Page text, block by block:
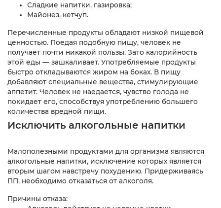
Сладкие напитки, газировка;
Майонез, кетчуп.
Перечисленные продукты обладают низкой пищевой
ценностью. Поедая подобную пищу, человек не
получает почти никакой пользы. Зато калорийность
этой еды — зашкаливает. Употребляемые продукты
быстро откладываются жиром на боках. В пищу
добавляют специальные вещества, стимулирующие
аппетит. Человек не наедается, чувство голода не
покидает его, способствуя употреблению большего
количества вредной пищи.
Исключить алкогольные напитки
Малополезными продуктами для организма являются
алкогольные напитки, исключение которых является
вторым шагом навстречу похудению. Придерживаясь
ПП, необходимо отказаться от алкоголя.
Причины отказа: